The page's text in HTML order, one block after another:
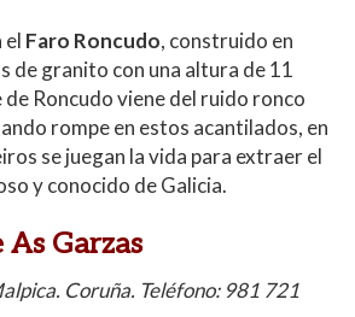
el Faro Roncudo, construido en
de granito con una altura de 11
de Roncudo viene del ruido ronco
rompe en estos acantilados, en
se juegan la vida para extraer el
y conocido de Galicia.
Garzas
Coruña. Teléfono: 981 721